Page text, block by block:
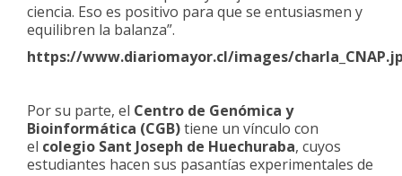
ciencia. Eso es positivo para que se entusiasmen y
equilibren la balanza”.
https://www.diariomayor.cl/images/
Por su parte, el Centro de Genómica y
Bioinformática (CGB)tiene un vínculo con
el colegio Sant Joseph de Huechuraba, cuyos
estudiantes hacen sus pasantías experimentales de